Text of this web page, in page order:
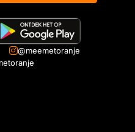
@meemetoranje